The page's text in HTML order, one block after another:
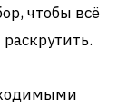
чтобы всё